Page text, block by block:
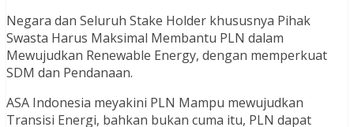
Negara dan Seluruh Stake Holder khususnya Pihak
Swasta Harus Maksimal Membantu PLN dalam
Mewujudkan Renewable Energy, dengan memperkuat
SDM dan Pendanaan.
ASA Indonesia meyakini PLN Mampu mewujudkan
Transisi Energi, bahkan bukan cuma itu, PLN dapat